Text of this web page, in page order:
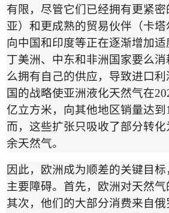
有限，尽管它们已经拥有更紧密
亚）和更成熟的贸易伙伴（卡
向中国和印度等正在逐渐增加
丁美洲、中东和非洲国家要么
么拥有自己的供应，导致进口
国的战略使亚洲液化天然气在
亿立方米，向其他地区销量达到
而，这些扩张只吸收了部分转化
余天然气。
因此，欧洲成为顺差的关键目
主要障碍。首先，欧洲对天然气
其次，他们的大部分消费来自